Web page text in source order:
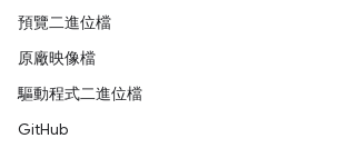
預覽二進位檔
原廠映像檔
驅動程式二進位檔
GitHub